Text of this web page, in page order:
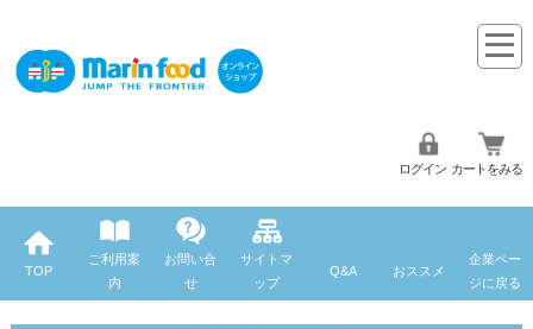
ログイン カートをみる
TOP
ご利用案
内
お問い合
せ
サイトマ
ップ
Q&A おススメ
企業ペー
ジに戻る